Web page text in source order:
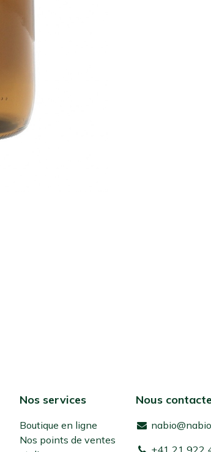
Nos services
Boutique en ligne
Nos points de ventes
Nous
+41 21 922